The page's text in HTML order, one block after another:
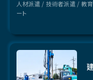
人材派遣 / 技術者派遣 / 教
ート